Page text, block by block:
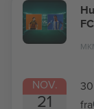
NOV.
21
fra